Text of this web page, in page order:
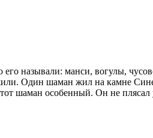
называли: манси, вогулы,
Один шаман жил на камне
шаман особенный. Он не плясал